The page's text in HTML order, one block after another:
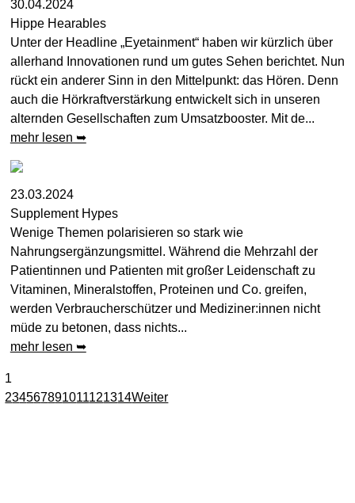
30.04.2024
Hippe Hearables
Unter der Headline „Eyetainment“ haben wir kürzlich über
allerhand Innovationen rund um gutes Sehen berichtet. Nun
rückt ein anderer Sinn in den Mittelpunkt: das Hören. Denn
auch die Hörkraftverstärkung entwickelt sich in unseren
alternden Gesellschaften zum Umsatzbooster. Mit de...
mehr lesen ➥
23.03.2024
Supplement Hypes
Wenige Themen polarisieren so stark wie
Nahrungsergänzungsmittel. Während die Mehrzahl der
Patientinnen und Patienten mit großer Leidenschaft zu
Vitaminen, Mineralstoffen, Proteinen und Co. greifen,
werden Verbraucherschützer und Mediziner:innen nicht
müde zu betonen, dass nichts...
mehr lesen ➥
1
234567891011121314Weiter